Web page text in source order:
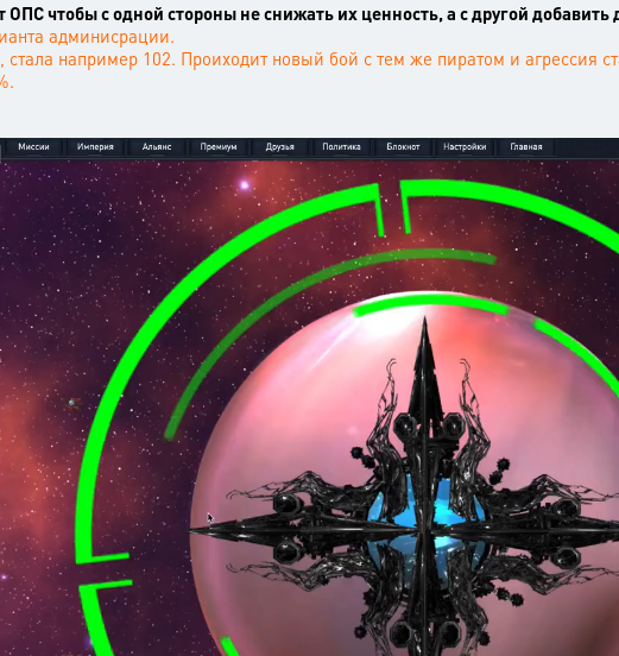
ОПС чтобы с одной стороны не снижать их ценность, а с другой
админисрации.
стала например 102. Проиходит новый бой с тем же пиратом и агрессия